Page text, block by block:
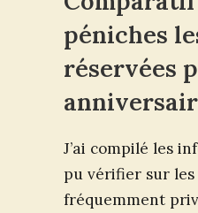
péniches
réservées
J’ai compilé les
pu vérifier sur
fréquemment